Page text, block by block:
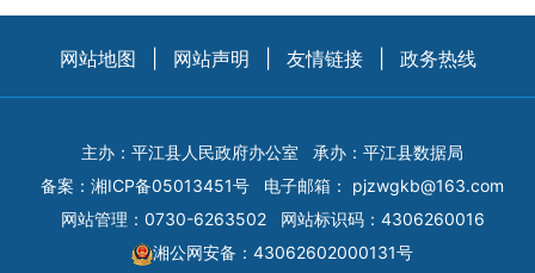
网站地图 网站声明 友情链接 政务热线
主办：平江县人民政府办公室
承办：平江县数据局
备案： 湘ICP备05013451号 电子邮箱： pjzwgkb@163.com
网站管理：0730-6263502
网站标识码：4306260016
湘公网安备：43062602000131号